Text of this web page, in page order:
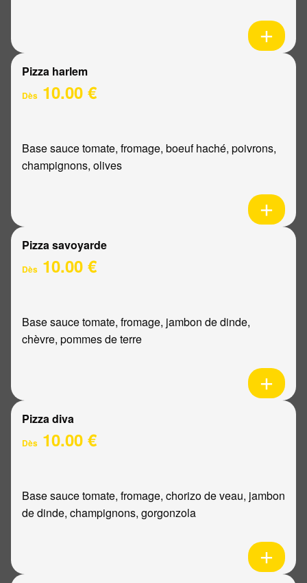
Pizza harlem
Dès 10.00 €
Base sauce tomate, fromage, boeuf haché, poivrons,
champignons, olives
Pizza savoyarde
Dès 10.00 €
Base sauce tomate, fromage, jambon de dinde,
chèvre, pommes de terre
Pizza diva
Dès 10.00 €
Base sauce tomate, fromage, chorizo de veau, jambon
de dinde, champignons, gorgonzola